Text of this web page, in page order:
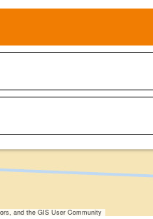
i
t
n
n
and the GIS User Community